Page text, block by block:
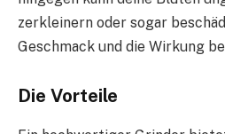
zerkleinern oder sogar
Geschmack und die Wirkung
Die Vorteile